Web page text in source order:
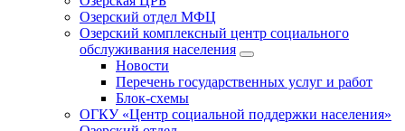
Озерский отдел МФЦ
Озерский комплексный центр социального
обслуживания населения
Новости
Перечень государственных услуг и работ
Блок-схемы
ОГКУ «Центр социальной поддержки населения»